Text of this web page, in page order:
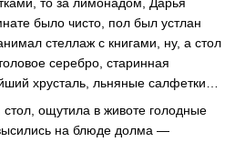
то за лимонадом, Дарья
было чисто, пол был устлан
стеллаж с книгами, ну, а стол
серебро, старинная
хрусталь, льняные салфетки…
ощутила в животе голодные
на блюде долма —